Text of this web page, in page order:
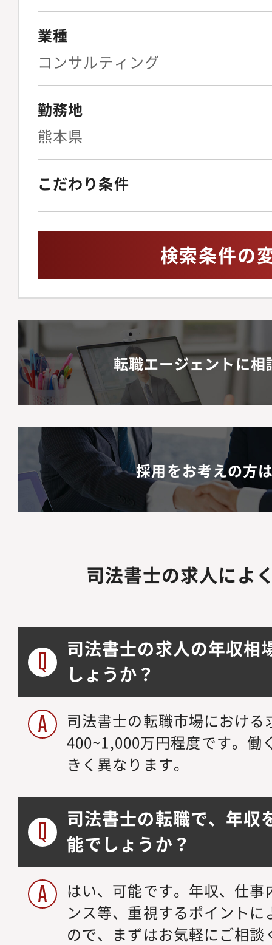
業種
コンサルティング
勤務地
熊本県
こだわり条件
検索条件の
転職エージェントに相
採用をお考えの方
司法書士の求人によ
司法書士の求人の年収相
しょうか？
司法書士の転職市場におけ
400~1,000万円程度です。働
きく異なります。
司法書士の転職で、年収
能でしょうか？
はい、可能です。年収、仕
ンス等、重視するポイント
ので、まずはお気軽にご相談